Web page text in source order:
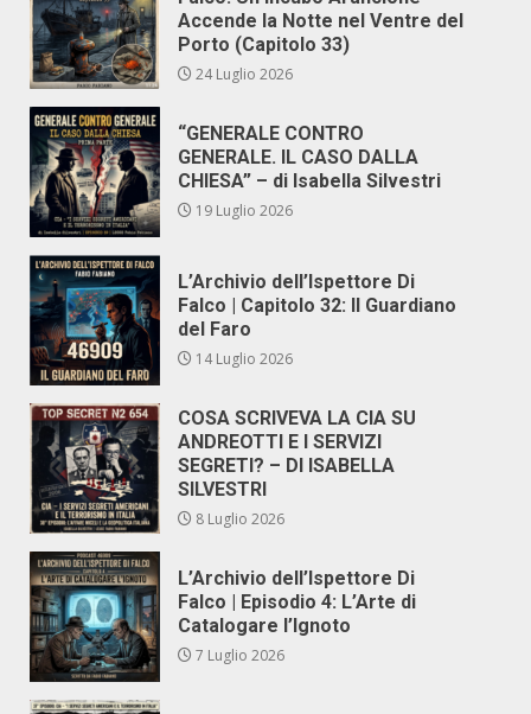
Accende la Notte nel Ventre del
Porto (Capitolo 33)
24 Luglio 2026
“GENERALE CONTRO
GENERALE. IL CASO DALLA
CHIESA” – di Isabella Silvestri
19 Luglio 2026
L’Archivio dell’Ispettore Di
Falco | Capitolo 32: Il Guardiano
del Faro
14 Luglio 2026
COSA SCRIVEVA LA CIA SU
ANDREOTTI E I SERVIZI
SEGRETI? – DI ISABELLA
SILVESTRI
8 Luglio 2026
L’Archivio dell’Ispettore Di
Falco | Episodio 4: L’Arte di
Catalogare l’Ignoto
7 Luglio 2026